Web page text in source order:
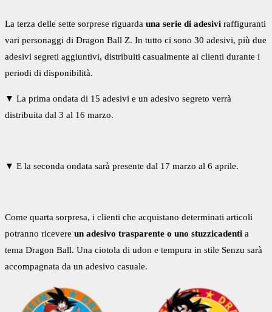
La terza delle sette sorprese riguarda una serie di adesivi raffiguranti
vari personaggi di Dragon Ball Z. In tutto ci sono 30 adesivi, più due
adesivi segreti aggiuntivi, distribuiti casualmente ai clienti durante i
periodi di disponibilità.
▼ La prima ondata di 15 adesivi e un adesivo segreto verrà
distribuita dal 3 al 16 marzo.
▼ E la seconda ondata sarà presente dal 17 marzo al 6 aprile.
Come quarta sorpresa, i clienti che acquistano determinati articoli
potranno ricevere un adesivo trasparente o uno stuzzicadenti a
tema Dragon Ball. Una ciotola di udon e tempura in stile Senzu sarà
accompagnata da un adesivo casuale.